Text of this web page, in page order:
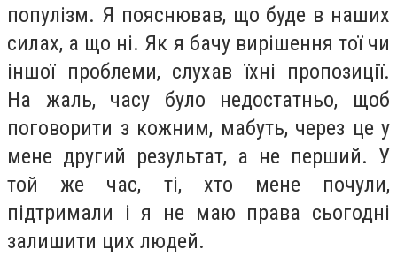
популізм. Я пояснював, що буде в наших
силах, а що ні. Як я бачу вирішення тої чи
іншої проблеми, слухав їхні пропозиції.
На жаль, часу було недостатньо, щоб
поговорити з кожним, мабуть, через це у
мене другий результат, а не перший. У
той же час, ті, хто мене почули,
підтримали і я не маю права сьогодні
залишити цих людей.